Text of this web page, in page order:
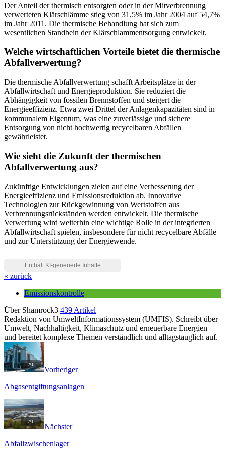
Der Anteil der thermisch entsorgten oder in der Mitverbrennung
verwerteten Klärschlämme stieg von 31,5% im Jahr 2004 auf 54,7%
im Jahr 2011. Die thermische Behandlung hat sich zum
wesentlichen Standbein der Klärschlammentsorgung entwickelt.
Welche wirtschaftlichen Vorteile bietet die thermische
Abfallverwertung?
Die thermische Abfallverwertung schafft Arbeitsplätze in der
Abfallwirtschaft und Energieproduktion. Sie reduziert die
Abhängigkeit von fossilen Brennstoffen und steigert die
Energieeffizienz. Etwa zwei Drittel der Anlagenkapazitäten sind in
kommunalem Eigentum, was eine zuverlässige und sichere
Entsorgung von nicht hochwertig recycelbaren Abfällen
gewährleistet.
Wie sieht die Zukunft der thermischen
Abfallverwertung aus?
Zukünftige Entwicklungen zielen auf eine Verbesserung der
Energieeffizienz und Emissionsreduktion ab. Innovative
Technologien zur Rückgewinnung von Wertstoffen aus
Verbrennungsrückständen werden entwickelt. Die thermische
Verwertung wird weiterhin eine wichtige Rolle in der integrierten
Abfallwirtschaft spielen, insbesondere für nicht recycelbare Abfälle
und zur Unterstützung der Energiewende.
« zurück
Emissionskontrolle
Über Shamrock3 439 Artikel
Redaktion von UmweltInformationssystem (UMFIS). Schreibt über
Umwelt, Nachhaltigkeit, Klimaschutz und erneuerbare Energien
und bereitet komplexe Themen verständlich und alltagstauglich auf.
Vorheriger
Abgasentgiftungsanlagen
Nächster
Abfallzwischenlager